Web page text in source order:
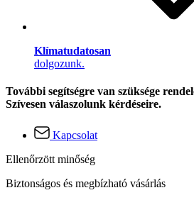
Klímatudatosan
dolgozunk.
További segítségre van szüksége
Szívesen válaszolunk kérdéseire.
Kapcsolat
Ellenőrzött minőség
Biztonságos és megbízható vásárlás